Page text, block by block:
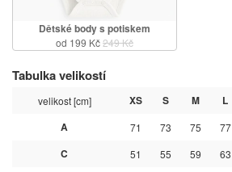
Dětské body s potiskem
od 199 Kč249 Kč
Tabulka velikostí
velikost [cm] XS S M L
A
71 73 75 77
C 51 55 59 63